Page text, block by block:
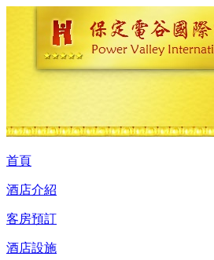
首頁
酒店介紹
客房預訂
酒店設施